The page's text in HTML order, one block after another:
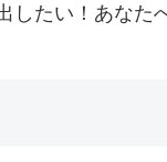
したい！あなた